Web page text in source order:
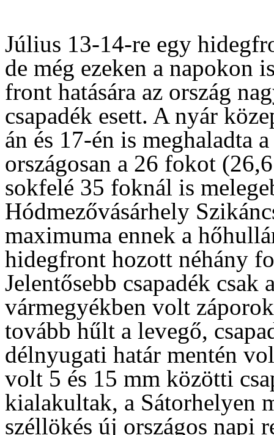
Július 13-14-re egy
de még ezeken a napokon
front hatására az ország
csapadék esett. A nyár
án és 17-én is meghaladta
országosan a 26 fokot
sokfelé 35 foknál is
Hódmezővásárhely
maximuma ennek a
hidegfront hozott néhány
Jelentősebb csapadék csak
vármegyékben volt
tovább hűlt a levegő,
délnyugati határ mentén
volt 5 és 15 mm közötti
kialakultak, a Sátorhelyen
széllökés új országos napi